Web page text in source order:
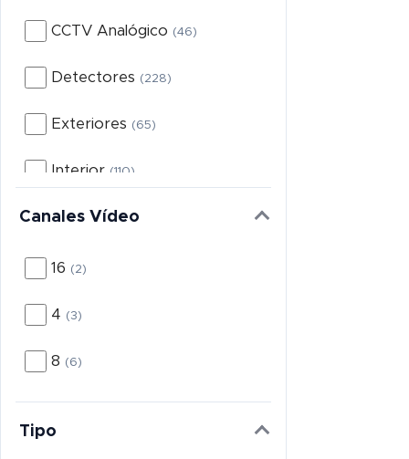
CCTV Analógico (46)
Detectores (228)
Exteriores (65)
Interior (110)
Kit Ajax(29)
Kits de Alarmas
Localizadores Mascotas
Localizadores Personales
Plataforma GPS(1)
Canales Vídeo
16 (2)
4 (3)
8 (6)
Tipo